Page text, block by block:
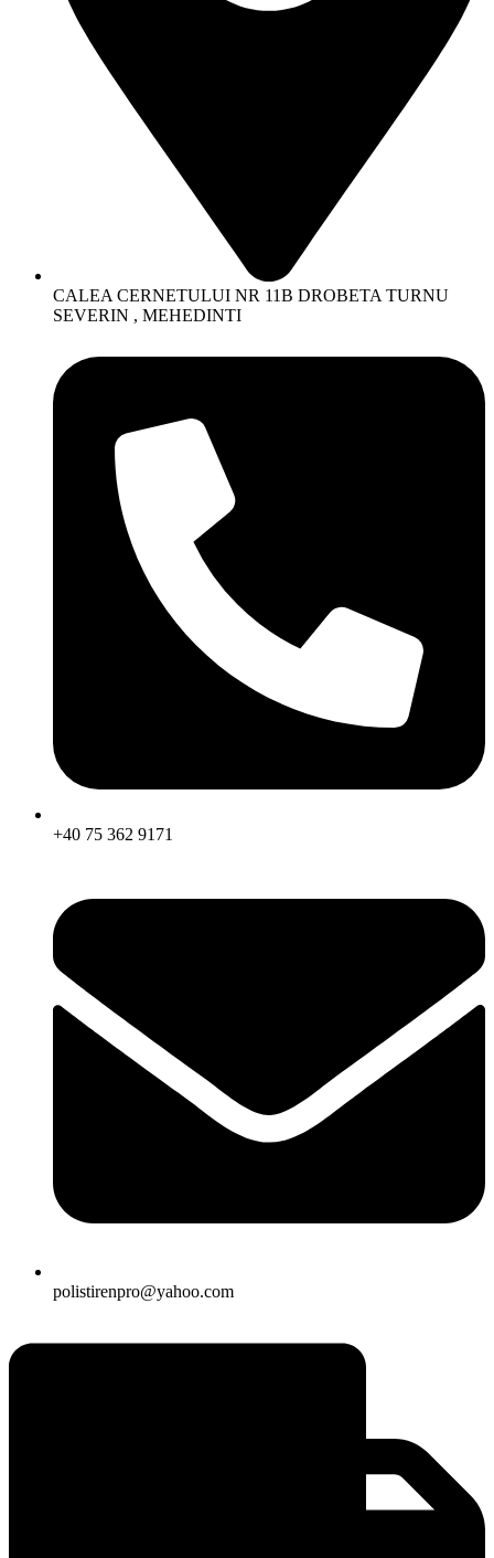
CALEA CERNETULUI NR 11B DROBETA TURNU
SEVERIN , MEHEDINTI
+40 75 362 9171
polistirenpro@yahoo.com